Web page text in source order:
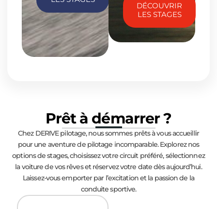
DÉCOUVRIR
LES STAGES
Prêt à démarrer ?
Chez DERIVE pilotage, nous sommes prêts à vous accueillir
pour une aventure de pilotage incomparable. Explorez nos
options de stages, choisissez votre circuit préféré, sélectionnez
la voiture de vos rêves et réservez votre date dès aujourd’hui.
Laissez-vous emporter par l’excitation et la passion de la
conduite sportive.